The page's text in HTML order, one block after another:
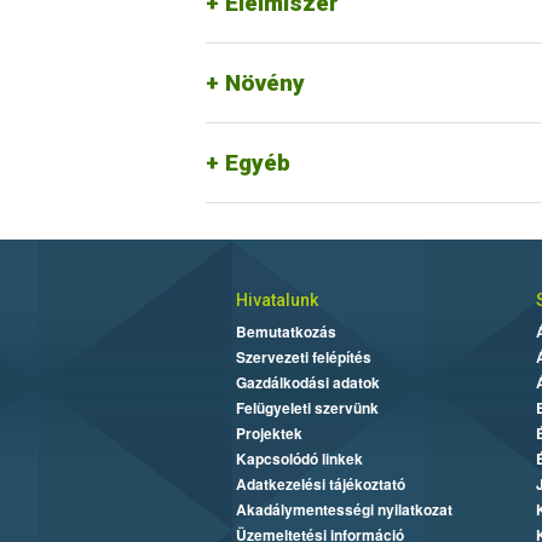
Növény
Egyéb
Hivatalunk
Bemutatkozás
Szervezeti felépítés
Gazdálkodási adatok
Felügyeleti szervünk
Projektek
Kapcsolódó linkek
Adatkezelési tájékoztató
Akadálymentességi nyilatkozat
Üzemeltetési információ